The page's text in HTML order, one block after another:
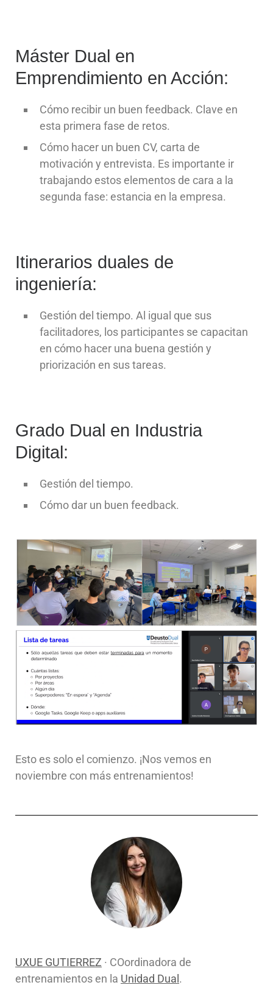
Máster Dual en
Emprendimiento en Acción:
Cómo recibir un buen feedback. Clave en
esta primera fase de retos.
Cómo hacer un buen CV, carta de
motivación y entrevista. Es importante ir
trabajando estos elementos de cara a la
segunda fase: estancia en la empresa.
Itinerarios duales de
ingeniería:
Gestión del tiempo. Al igual que sus
facilitadores, los participantes se capacitan
en cómo hacer una buena gestión y
priorización en sus tareas.
Grado Dual en Industria
Digital:
Gestión del tiempo.
Cómo dar un buen feedback.
Esto es solo el comienzo. ¡Nos vemos en
noviembre con más entrenamientos!
UXUE GUTIERREZ · COordinadora de
entrenamientos en la Unidad Dual .